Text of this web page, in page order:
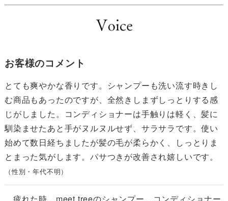
お客様のコメント
とても爽やかな香りです。シャンプーも洗い流す時きし
む商品もあったのですが、全然きしまずしっとりする感
じがしました。コンディショナーは手触りは軽く、髪に
馴染ませたあと手がヌルヌルせず、サラサラです。使い
始めて数日経ちましたが髪の毛が柔らかく、しっとりま
とまった気がします。パサつきが改善され嬉しいです。
（性別・年代不明）